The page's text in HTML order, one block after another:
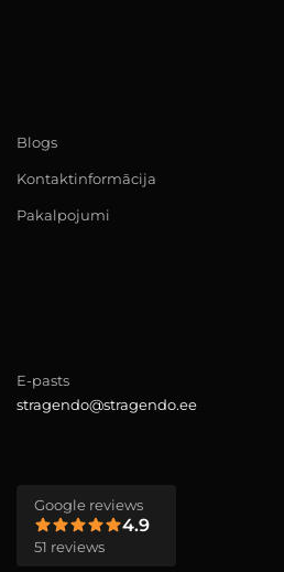
Blogs
Kontaktinformācija
Pakalpojumi
E-pasts
stragendo@stragendo.ee
Google reviews
4.9
51 reviews